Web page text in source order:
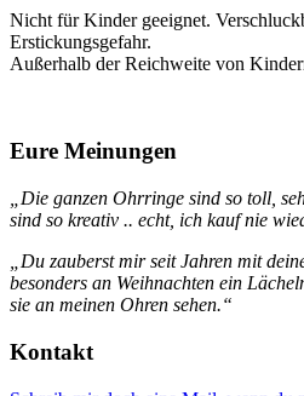
Nicht für Kinder geeignet.
Erstickungsgefahr.
Außerhalb der Reichweite von
Eure Meinungen
„Die ganzen Ohrringe sind so toll,
sind so kreativ .. echt, ich kauf nie
„Du zauberst mir seit Jahren mit
besonders an Weihnachten ein
sie an meinen Ohren sehen.“
Kontakt